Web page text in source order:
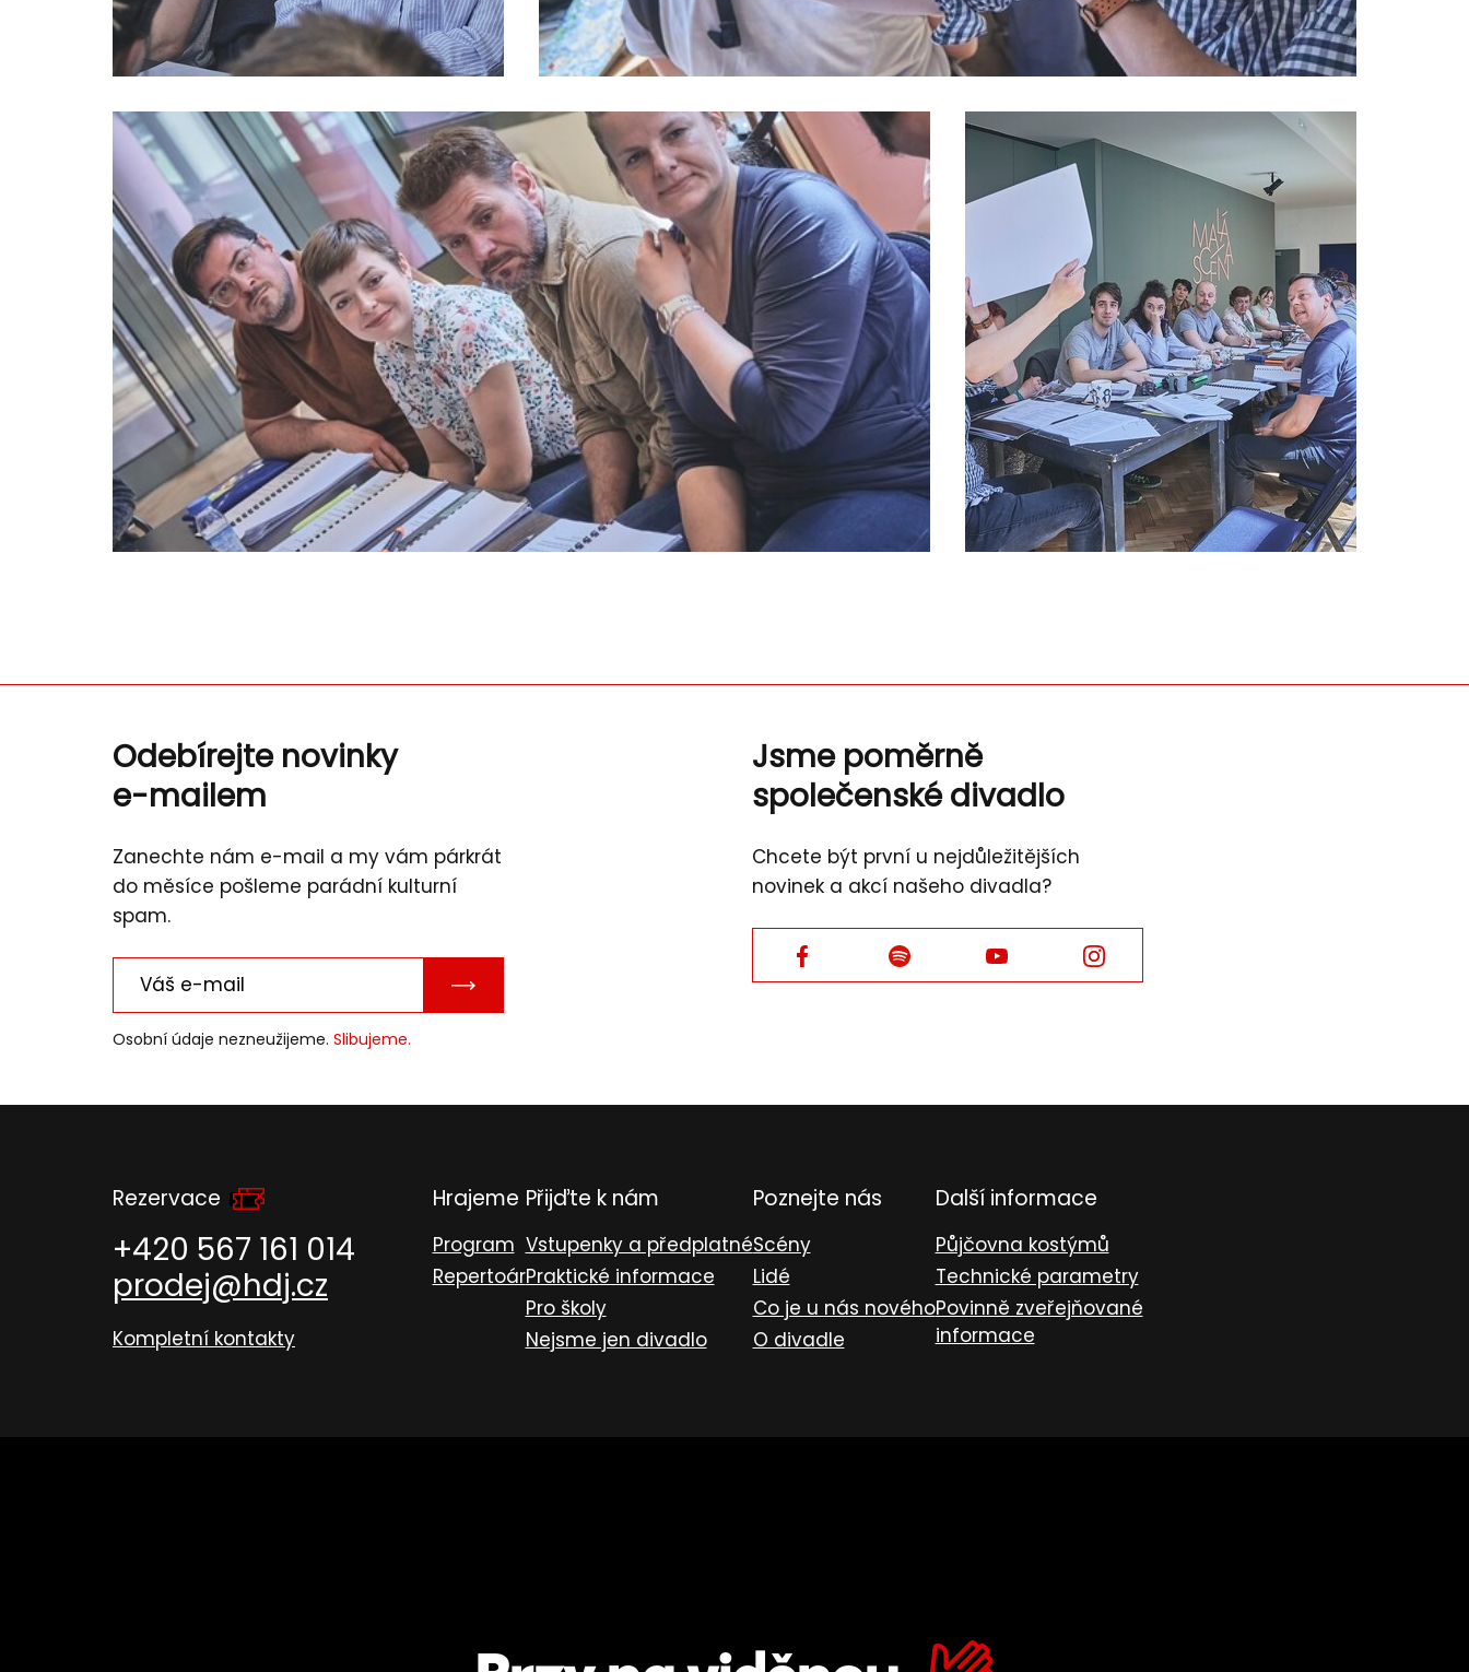
Odebírejte novinky
e-mailem
Zanechte nám e-mail a my vám párkrát
do měsíce pošleme parádní kulturní
spam.
POTVRDIT
E-
Osobní údaje nezneužijeme. Slibujeme.
Jsme poměrně
společenské divadlo
Chcete být první u nejdůležitějších
novinek a akcí našeho divadla?
Facebook Facebook Facebook Facebook
Rezervace
+420 567 161 014
prodej@hdj.cz
Kompletní kontakty
Hrajeme
Program
Repertoár
Přijďte k nám
Vstupenky a předplatné
Praktické informace
Pro školy
Nejsme jen divadlo
Poznejte nás
Scény
Lidé
Co je u nás nového
O divadle
Další informace
Půjčovna kostýmů
Technické parametry
Povinně zveřejňované
informace